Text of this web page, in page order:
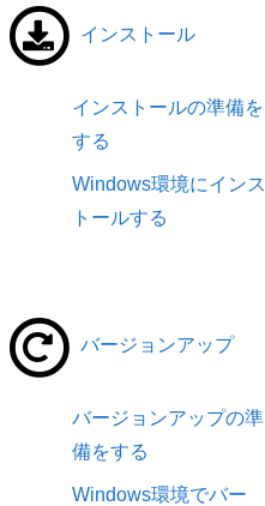
インストール
インストールの準備を
する
Windows環境にインス
トールする
バージョンアップ
バージョンアップの準
備をする
Windows環境でバー